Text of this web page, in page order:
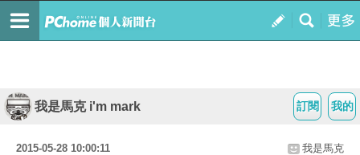
我的
訂閱
我是馬克 i'm mark
2015-05-28 10:00:11 我是馬克